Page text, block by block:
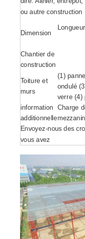
ou autre construction
Dimension
Longueur
Chantier de
construction
Toiture et
murs
(1)
ondulé
verre (4)
information
additionnelle
Charge
Envoyez-nous des
vous avez